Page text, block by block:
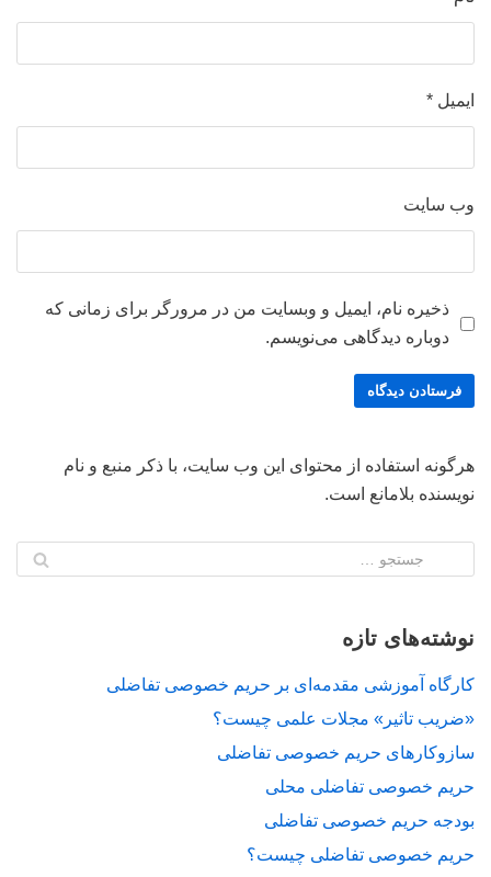
ایمیل *
وب‌ سایت
ذخیره نام، ایمیل و وبسایت من در مرورگر برای زمانی که
دوباره دیدگاهی می‌نویسم.
هرگونه استفاده از محتوای این وب سایت، با ذکر منبع و نام
نویسنده بلامانع است.
نوشته‌های تازه
کارگاه آموزشی مقدمه‌ای بر حریم خصوصی تفاضلی
«ضریب تاثیر» مجلات علمی چیست؟
سازوکارهای حریم خصوصی تفاضلی
حریم خصوصی تفاضلی محلی
بودجه حریم خصوصی تفاضلی
حریم خصوصی تفاضلی چیست؟